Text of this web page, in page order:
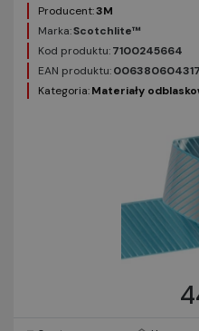
Producent:3M
Marka:Scotchlite™
Kod produktu:7100245664
EAN produktu:
Kategoria:Materiały